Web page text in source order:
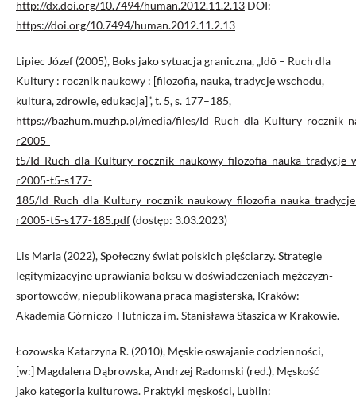
http://dx.doi.org/10.7494/human.2012.11.2.13 DOI:
https://doi.org/10.7494/human.2012.11.2.13
Lipiec Józef (2005), Boks jako sytuacja graniczna, „Idō – Ruch dla
Kultury : rocznik naukowy : [filozofia, nauka, tradycje wschodu,
kultura, zdrowie, edukacja]”, t. 5, s. 177–185,
https://bazhum.muzhp.pl/media/files/
r2005-
t5/
r2005-t5-s177-
185/
r2005-t5-s177-185.pdf (dostęp: 3.03.2023)
Lis Maria (2022), Społeczny świat polskich pięściarzy. Strategie
legitymizacyjne uprawiania boksu w doświadczeniach mężczyzn-
sportowców, niepublikowana praca magisterska, Kraków:
Akademia Górniczo-Hutnicza im. Stanisława Staszica w Krakowie.
Łozowska Katarzyna R. (2010), Męskie oswajanie codzienności,
[w:] Magdalena Dąbrowska, Andrzej Radomski (red.), Męskość
jako kategoria kulturowa. Praktyki męskości, Lublin: